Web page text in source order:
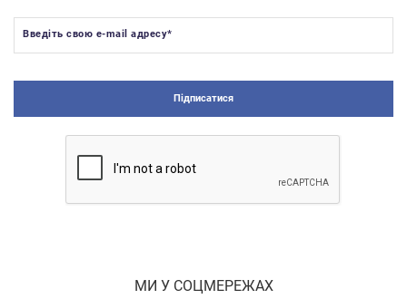
Введіть свою e-mail адресу*
Підписатися
МИ У СОЦМЕРЕЖАХ